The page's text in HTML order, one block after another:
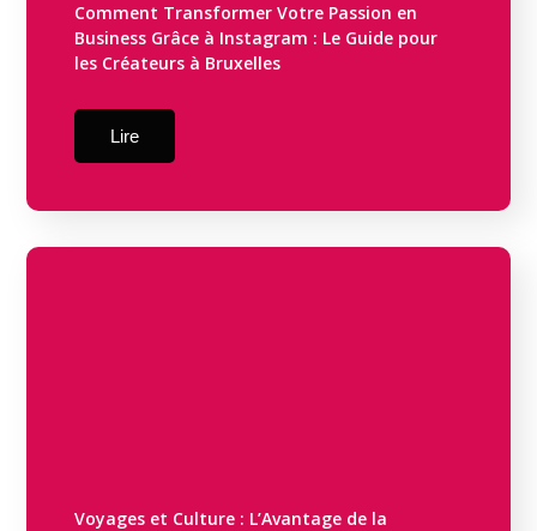
Comment Transformer Votre Passion en
Business Grâce à Instagram : Le Guide pour
les Créateurs à Bruxelles
Lire
Voyages et Culture : L’Avantage de la